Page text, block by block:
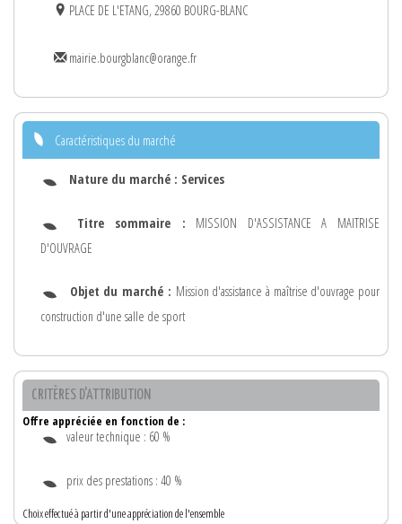
PLACE DE L'ETANG, 29860 BOURG-BLANC
mairie.bourgblanc@orange.fr
Caractéristiques du marché
Nature du marché : Services
Titre sommaire : MISSION D'ASSISTANCE A MAITRISE
D'OUVRAGE
Objet du marché : Mission d'assistance à maîtrise d'ouvrage pour
construction d'une salle de sport
CRITÈRES D'ATTRIBUTION
Offre appréciée en fonction de :
valeur technique : 60 %
prix des prestations : 40 %
Choix effectué à partir d'une appréciation de l'ensemble